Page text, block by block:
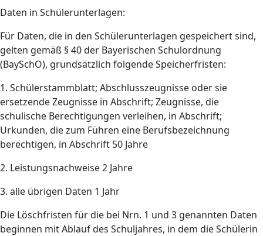
Daten in Schülerunterlagen:
Für Daten, die in den Schülerunterlagen gespeichert sind,
gelten gemäß § 40 der Bayerischen Schulordnung
(BaySchO), grundsätzlich folgende Speicherfristen:
1. Schülerstammblatt; Abschlusszeugnisse oder sie
ersetzende Zeugnisse in Abschrift; Zeugnisse, die
schulische Berechtigungen verleihen, in Abschrift;
Urkunden, die zum Führen eine Berufsbezeichnung
berechtigen, in Abschrift 50 Jahre
2. Leistungsnachweise 2 Jahre
3. alle übrigen Daten 1 Jahr
Die Löschfristen für die bei Nrn. 1 und 3 genannten Daten
beginnen mit Ablauf des Schuljahres, in dem die Schülerin